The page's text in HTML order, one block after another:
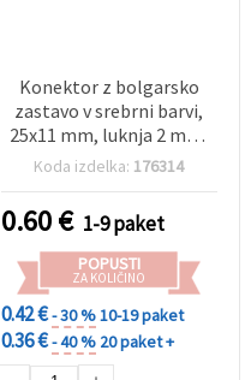
Konektor z bolgarsko
zastavo v srebrni barvi,
25x11 mm, luknja 2 mm,
komplet 2 kosov za nakit
Koda izdelka: 176314
0.60€ 1-9 paket
POPUSTI
ZA KOLIČINO
0.42 €- 30 %10-19 paket
0.36 €- 40 % 20 paket +